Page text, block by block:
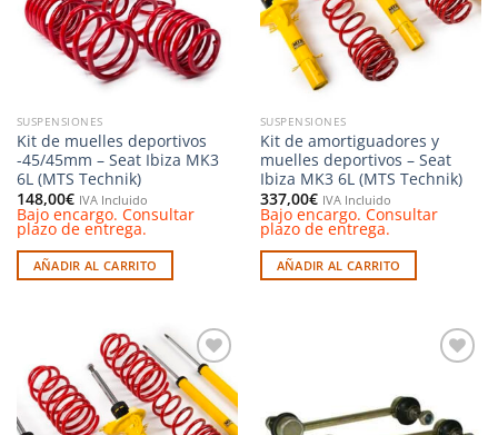
SUSPENSIONES
Kit de muelles deportivos
-45/45mm – Seat Ibiza MK3
6L (MTS Technik)
148,00€ IVA Incluido
Bajo encargo. Consultar
plazo de entrega.
AÑADIR AL CARRITO
SUSPENSIONES
Kit de amortiguadores y
muelles deportivos – Seat
Ibiza MK3 6L (MTS Technik)
337,00€ IVA Incluido
Bajo encargo. Consultar
plazo de entrega.
AÑADIR AL CARRITO
Añadir
a la
lista de
deseos
lista de
deseos